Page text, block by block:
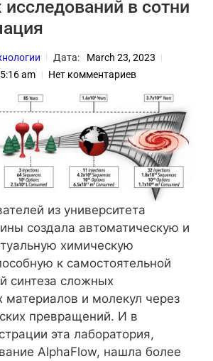
в сотни
Дата:
March 23, 2023
5:16 am Нет комментариев
из университета
создала автоматическую и
химическую
к самостоятельной
синтеза сложных
материалов и молекул через
превращений. И в
эта лаборатория,
AlphaFlow, нашла более